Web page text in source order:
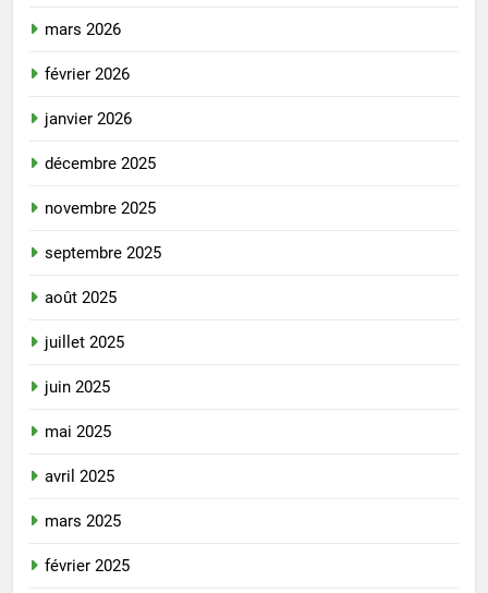
mars 2026
février 2026
janvier 2026
décembre 2025
novembre 2025
septembre 2025
août 2025
juillet 2025
juin 2025
mai 2025
avril 2025
mars 2025
février 2025